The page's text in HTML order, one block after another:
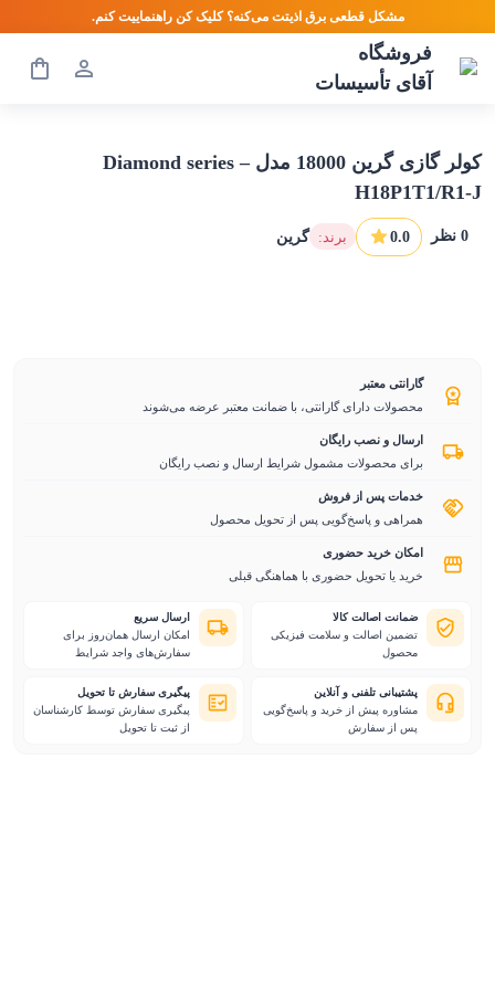
مشکل قطعی برق اذیتت می‌کنه؟ کلیک کن راهنماییت کنم.
فروشگاه
آقای تأسیسات
کولر گازی گرین 18000 مدل Diamond series –
H18P1T1/R1-J
گرین :برند 0.0 0 نظر
گارانتی معتبر
محصولات دارای گارانتی، با ضمانت معتبر عرضه می‌شوند
ارسال و نصب رایگان
برای محصولات مشمول شرایط ارسال و نصب رایگان
خدمات پس از فروش
همراهی و پاسخ‌گویی پس از تحویل محصول
امکان خرید حضوری
خرید یا تحویل حضوری با هماهنگی قبلی
ضمانت اصالت کالا
تضمین اصالت و سلامت فیزیکی
محصول
ارسال سریع
امکان ارسال همان‌روز برای
سفارش‌های واجد شرایط
پشتیبانی تلفنی و آنلاین
مشاوره پیش از خرید و پاسخ‌گویی
پس از سفارش
پیگیری سفارش تا تحویل
پیگیری سفارش توسط کارشناسان
از ثبت تا تحویل